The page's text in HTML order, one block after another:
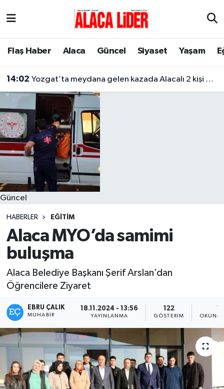
Flaş Haber Alaca Güncel Siyaset Yaşam
14:02 Yozgat’ta meydana gelen kazada Alacalı 2 kişi hayatını kaybetti
Güncel
HABERLER EĞITIM
Alaca MYO’da samimi
buluşma
Alaca Belediye Başkanı Şerif Arslan’dan
Öğrencilere Ziyaret
EBRU ÇALIK
MUHABIR
18.11.2024 - 13:56
YAYINLANMA
122
GÖSTERIM
Çorum Nöbetçi Eczaneler
Çorum Trafik Yoğunluk Haritası
Süper Lig Puan Durumu ve Fikstür
Tüm Manşetler
Son Dakika Haberleri
Haber Arşivi